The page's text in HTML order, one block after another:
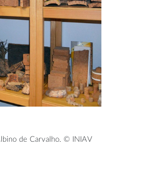
de Carvalho. © INIAV